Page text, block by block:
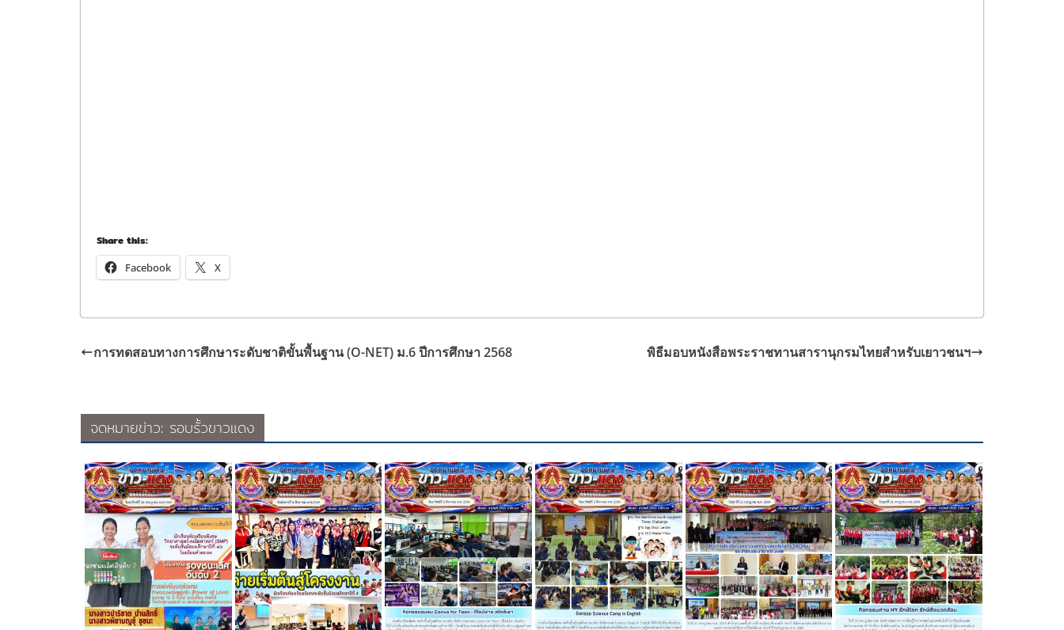
Share this:
Facebook X
การทดสอบทางการศึกษาระดับชาติขั้นพื้นฐาน (O-NET) ม.6 ปีการศึกษา 2568 พิธีมอบหนังสือพระราชทานสารานุกรมไทยสำหรับเยาวชนฯ
จดหมายข่าว: รอบรั้วขาวแดง